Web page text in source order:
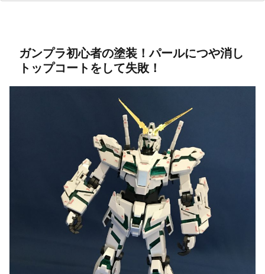
ガンプラ初心者の塗装！パールにつや消し
トップコートをして失敗！